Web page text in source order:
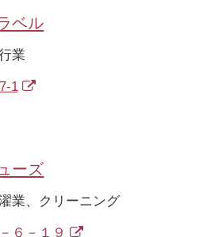
ベル
業
1
ーズ
業、クリーニング
６－１９